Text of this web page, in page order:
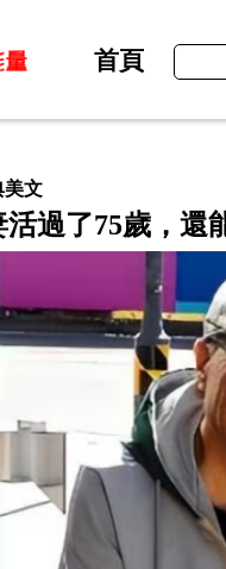
首頁
美文
過了75歲，還